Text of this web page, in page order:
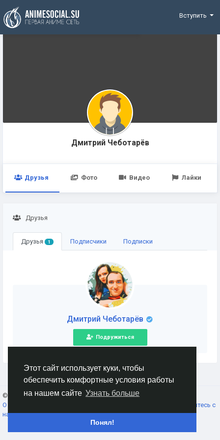
Этот сайт использует куки, чтобы
обеспечить комфортные условия работы
на нашем сайте Узнать больше
Понял!
Funding
Вступить
Дмитрий Чеботарёв
Друзья Фото Видео Лайки
Друзья
Друзья 1 Подписчики Подписки
Дмитрий Чеботарёв
Подружиться
© 2026 AnimeSocial.SU - Первая аниме сеть!
О нас
Свяжитесь с
нами
Каталог